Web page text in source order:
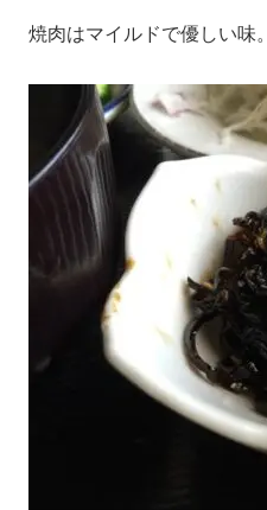
焼肉はマイルドで優しい味。